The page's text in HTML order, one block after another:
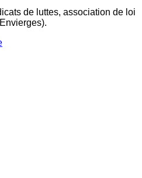
de luttes, association de loi